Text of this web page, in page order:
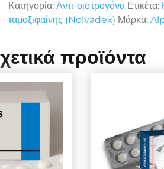
Κατηγορία: Αντι-οιστρογόνα Ετικέτα:
ταμοξιφαίνης (Nolvadex) Μάρκα:
προϊόντα